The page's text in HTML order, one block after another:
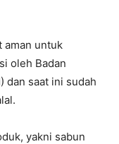
aman untuk
oleh Badan
dan saat ini sudah
yakni sabun